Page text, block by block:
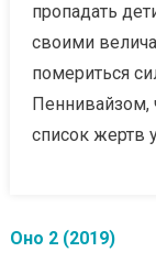
пропадать
своими
помериться
Пеннивайзом,
список жертв
Оно 2 (2019)